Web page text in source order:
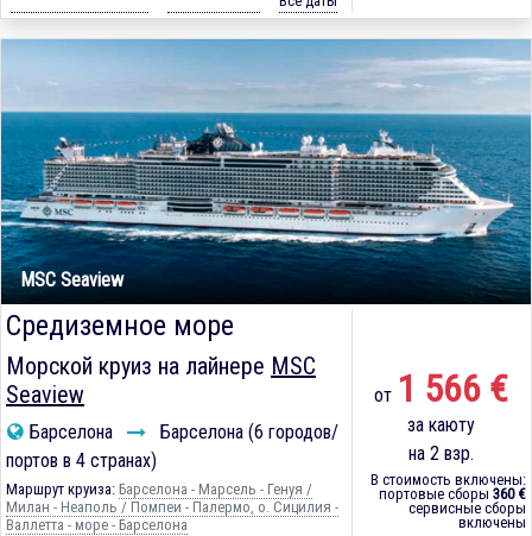
MSC Seaview
Средиземное море
Морской круиз на лайнере MSC
Seaview
Барселона
Барселона (6 городов/
портов в 4 странах)
Маршрут круиза: Барселона - Марсель - Генуя /
Милан - Неаполь / Помпеи - Палермо, о. Сицилия -
Валлетта - море - Барселона
от 1 566 €
за каюту
на 2 взр.
В стоимость включены:
портовые сборы 360 €
сервисные сборы
включены